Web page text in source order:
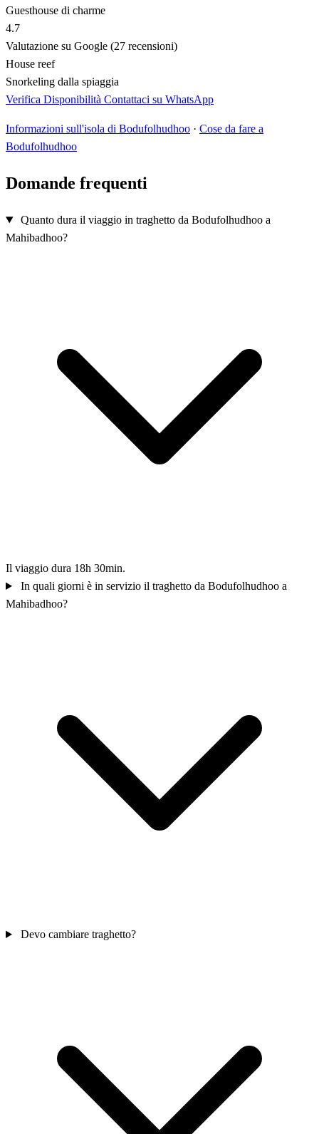
Guesthouse di charme
4.7
Valutazione su Google (27 recensioni)
House reef
Snorkeling dalla spiaggia
Verifica Disponibilità Contattaci su WhatsApp
Informazioni sull'isola di Bodufolhudhoo · Cose da fare a
Bodufolhudhoo
Domande frequenti
Quanto dura il viaggio in traghetto da Bodufolhudhoo a
Mahibadhoo?
Il viaggio dura 18h 30min.
In quali giorni è in servizio il traghetto da Bodufolhudhoo a
Mahibadhoo?
Devo cambiare traghetto?